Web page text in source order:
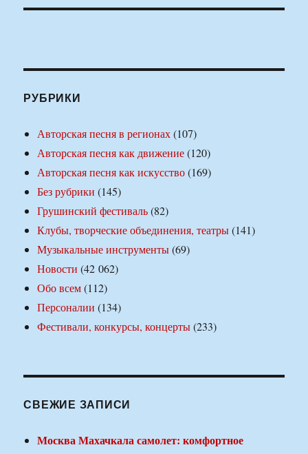
РУБРИКИ
Авторская песня в регионах(107)
Авторская песня как движение(120)
Авторская песня как искусство(169)
Без рубрики (145)
Грушинский фестиваль(82)
Клубы, творческие объединения, театры(141)
Музыкальные инструменты(69)
Новости (42 062)
Обо всем(112)
Персоналии (134)
Фестивали, конкурсы, концерты(233)
СВЕЖИЕ ЗАПИСИ
Москва Махачкала самолет: комфортное